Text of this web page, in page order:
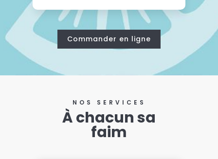
Commander en ligne
NOS SERVICES
À chacun sa
faim